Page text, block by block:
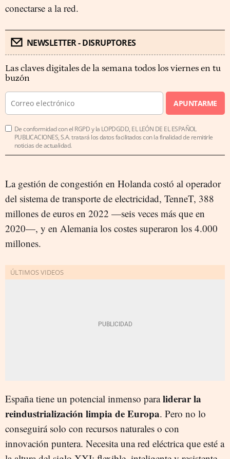
conectarse a la red.
NEWSLETTER - DISRUPTORES
Las claves digitales de la semana todos los viernes en tu
buzón
APUNTARME
De conformidad con el RGPD y la LOPDGDD, EL LEÓN DE EL ESPAÑOL
PUBLICACIONES, S.A. tratará los datos facilitados con la finalidad de remitirle
noticias de actualidad.
La gestión de congestión en Holanda costó al operador
del sistema de transporte de electricidad, TenneT, 388
millones de euros en 2022 —seis veces más que en
2020—, y en Alemania los costes superaron los 4.000
millones.
España tiene un potencial inmenso paraliderar la
reindustrialización limpia de Europa. Pero no lo
conseguirá solo con recursos naturales o con
innovación puntera. Necesita una red eléctrica que esté a